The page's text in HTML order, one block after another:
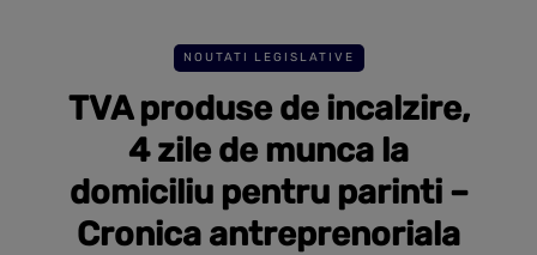
NOUTATI LEGISLATIVE
TVA produse de incalzire,
4 zile de munca la
domiciliu pentru parinti –
Cronica antreprenoriala